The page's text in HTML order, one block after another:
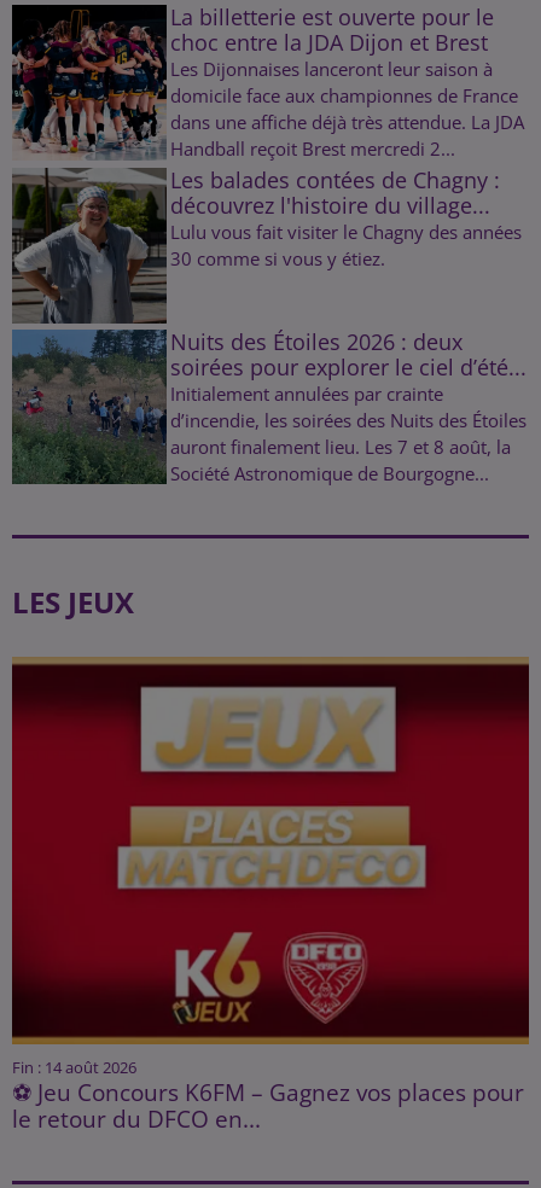
La billetterie est ouverte pour le
choc entre la JDA Dijon et Brest
Les Dijonnaises lanceront leur saison à
domicile face aux championnes de France
dans une affiche déjà très attendue. La JDA
Handball reçoit Brest mercredi 2...
Les balades contées de Chagny :
découvrez l'histoire du village...
Lulu vous fait visiter le Chagny des années
30 comme si vous y étiez.
Nuits des Étoiles 2026 : deux
soirées pour explorer le ciel d’été...
Initialement annulées par crainte
d’incendie, les soirées des Nuits des Étoiles
auront finalement lieu. Les 7 et 8 août, la
Société Astronomique de Bourgogne...
LES JEUX
Fin : 14 août 2026
⚽ Jeu Concours K6FM – Gagnez vos places pour
le retour du DFCO en...